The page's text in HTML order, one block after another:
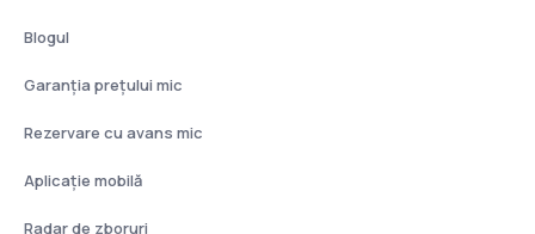
Blogul
Garanția prețului mic
Rezervare cu avans mic
Aplicație mobilă
Radar de zboruri